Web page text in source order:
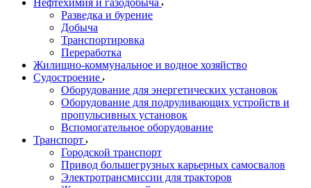
Нефтехимия и газодобыча
Разведка и бурение
Добыча
Транспортировка
Переработка
Жилищно-коммунальное и водное хозяйство
Судостроение
Оборудование для энергетических установок
Оборудование для подруливающих устройств и
пропульсивных установок
Вспомогательное оборудование
Транспорт
Городской транспорт
Привод большегрузных карьерных самосвалов
Электротрансмиссии для тракторов